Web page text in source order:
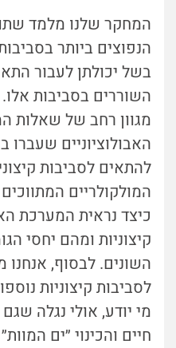
המחקר שלנו מלמד
הנפוצים ביותר
בשל יכולתן לעבור
השוררים בסביבות
מגוון רחב של שאלות
האבולוציוניים שעברו
להתאים לסביבות
המולקולריים
כיצד נראית המערכת
קיצוניות ומהם יחסי
השונים. לבסוף, אנחנו
לסביבות קיצוניות
מי יודע, אולי נגלה
חיים והכינוי ״ים